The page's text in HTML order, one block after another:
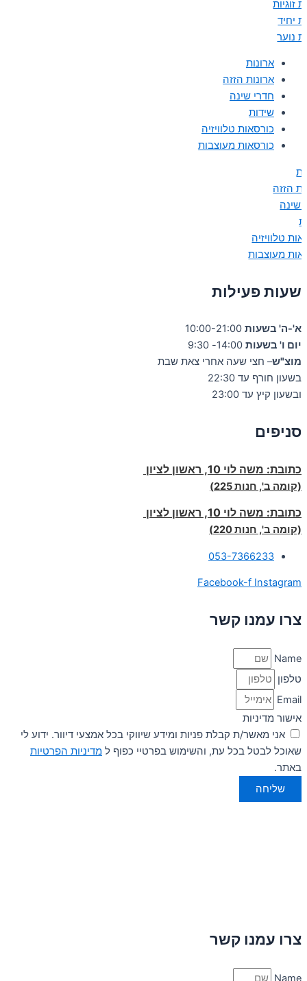
זוגיות
יחיד
נוער
ארונות
ארונות הזזה
חדרי שינה
שידות
כורסאות טלוויזיה
כורסאות מעוצבות
הזזה
שינה
טלוויזיה
מעוצבות
שעות פעילות
א'-ה' בשעות
יום ו' בשעות
מוצ"ש– חצי שעה אחרי צאת שבת
בשעון חורף עד 22:30
ובשעון קיץ עד 23:00
סניפים
כתובת: משה לוי 10, ראשון לציון
(קומה ב', חנות 225)
כתובת: משה לוי 10, ראשון לציון
(קומה ב', חנות 220)
053-7366233
Facebook-f Instagram
צרו עמנו קשר
Name
טלפון
Email
אישור מדיניות
אני מאשר/ת קבלת פניות ומידע שיווקי בכל אמצעי דיוור. ידוע לי
שאוכל לבטל בכל עת, והשימוש בפרטיי כפוף ל מדיניות הפרטיות
באתר.
שליחה
צרו עמנו קשר
Name